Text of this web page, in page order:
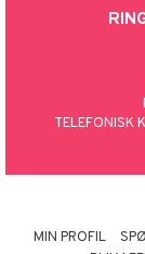
TELEFONISK
MIN PROFIL